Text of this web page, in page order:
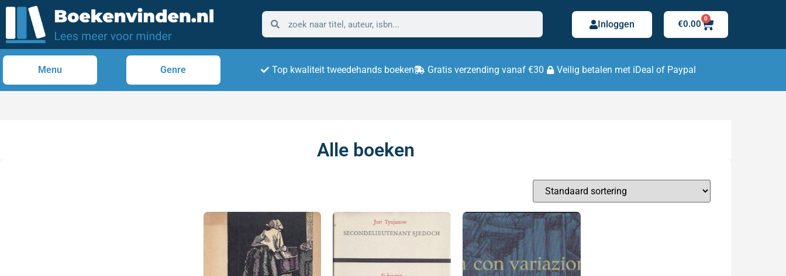
Inloggen €0.00
0
Menu Genre Top kwaliteit tweedehands boeken Gratis verzending vanaf €30 Veilig betalen met iDeal of Paypal
Alle boeken